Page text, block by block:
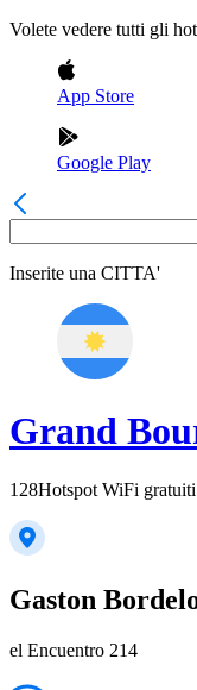
Volete vedere tutti gli
App Store
Google Play
Inserite una CITTA'
Grand
128Hotspot WiFi
Gaston
el Encuentro 214